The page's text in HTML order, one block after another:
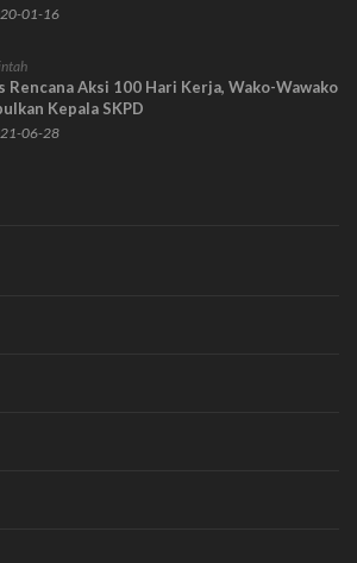
01-16
Rencana Aksi 100 Hari Kerja, Wako-Wawako
Kepala SKPD
06-28